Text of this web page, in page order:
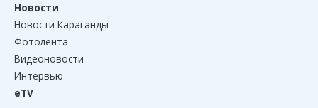
Новости
Новости Караганды
Фотолента
Видеоновости
Интервью
eTV